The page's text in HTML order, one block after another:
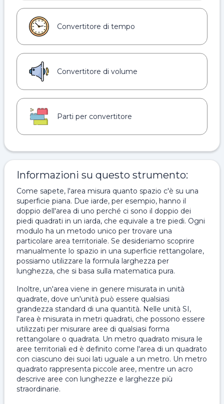
Convertitore di tempo
Convertitore di volume
Parti per convertitore
Informazioni su questo strumento:
Come sapete, l'area misura quanto spazio c'è su una
superficie piana. Due iarde, per esempio, hanno il
doppio dell'area di uno perché ci sono il doppio dei
piedi quadrati in un iarda, che equivale a tre piedi. Ogni
modulo ha un metodo unico per trovare una
particolare area territoriale. Se desideriamo scoprire
manualmente lo spazio in una superficie rettangolare,
possiamo utilizzare la formula larghezza per
lunghezza, che si basa sulla matematica pura.
Inoltre, un'area viene in genere misurata in unità
quadrate, dove un'unità può essere qualsiasi
grandezza standard di una quantità. Nelle unità SI,
l'area è misurata in metri quadrati, che possono essere
utilizzati per misurare aree di qualsiasi forma
rettangolare o quadrata. Un metro quadrato misura le
aree territoriali ed è definito come l'area di un quadrato
con ciascuno dei suoi lati uguale a un metro. Un metro
quadrato rappresenta piccole aree, mentre un acro
descrive aree con lunghezze e larghezze più
straordinarie.